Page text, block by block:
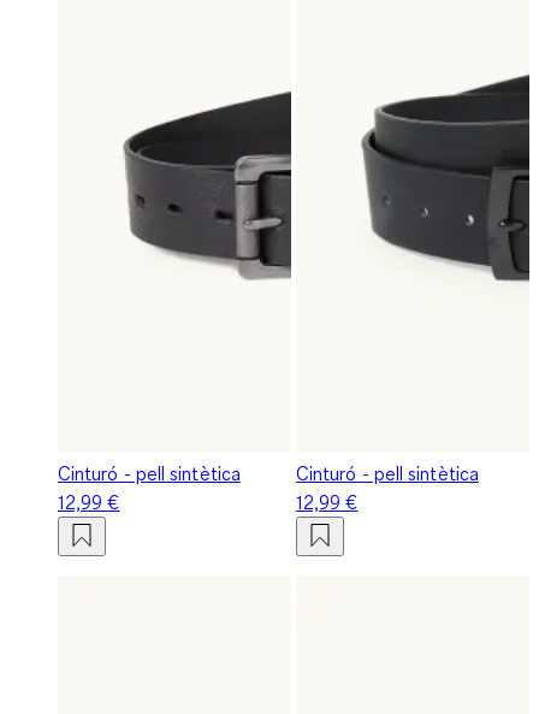
Cinturó - pell sintètica
12,99 €
Cinturó - pell sintètica
12,99 €